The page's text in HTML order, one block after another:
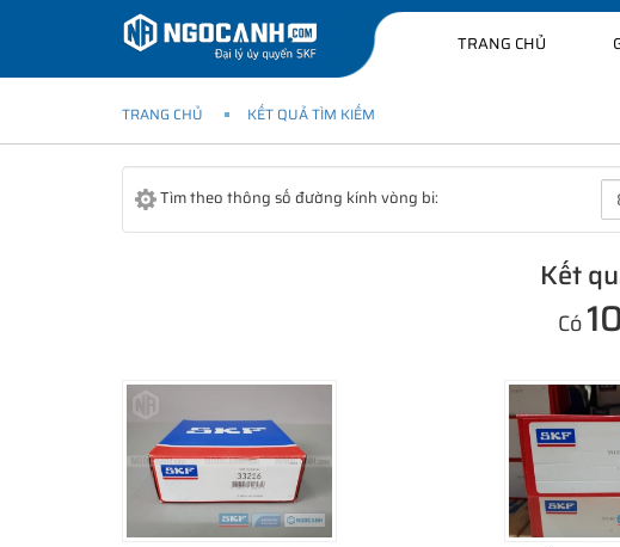
TRANG CHỦ
TRANG CHỦ KẾT QUẢ TÌM KIẾM
Tìm theo thông số đường kính vòng bi:
Kết
Có